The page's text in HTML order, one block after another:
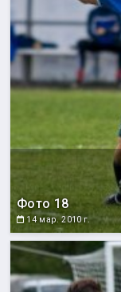
Фото 18
14 мар. 2010 г.